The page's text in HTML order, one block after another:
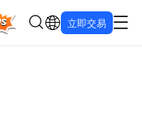
立即交易